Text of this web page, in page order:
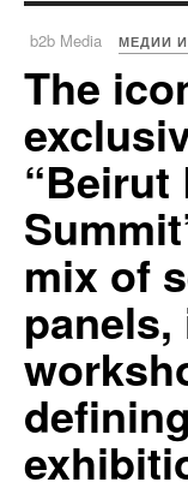
b2b Media МЕДИИ И
The
“Beirut
mix of